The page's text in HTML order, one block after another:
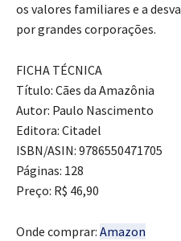
os valores familiares e a
por grandes corporações.
FICHA TÉCNICA
Título: Cães da Amazônia
Autor: Paulo Nascimento
Editora: Citadel
ISBN/ASIN: 9786550471705
Páginas: 128
Preço: R$ 46,90
Onde comprar: Amazon